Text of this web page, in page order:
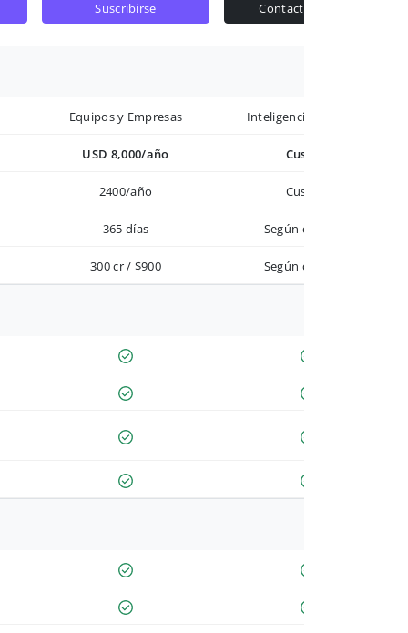
suscribirse contactar ventas
Equipos y Empresas Inteligencia avanzada
USD 8,000/año Custom
2400/año Custom
365 días Según contrato
300 cr / $900 Según contrato